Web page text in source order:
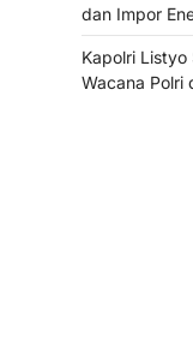
dan Impor
Kapolri Listyo
Wacana Polri